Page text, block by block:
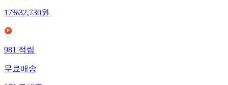
17%32,730원
981적립
무료배송